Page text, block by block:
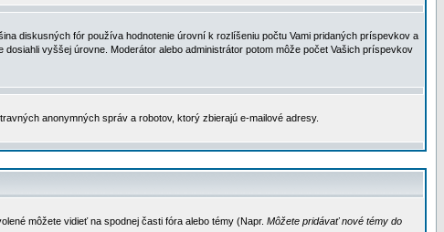
diskusných fór používa hodnotenie úrovní k rozlíšeniu počtu Vami pridaných príspevkov a
vyššej úrovne. Moderátor alebo administrátor potom môže počet Vašich príspevkov
anonymných správ a robotov, ktorý zbierajú e-mailové adresy.
môžete vidieť na spodnej časti fóra alebo témy (Napr. Môžete pridávať nové témy do